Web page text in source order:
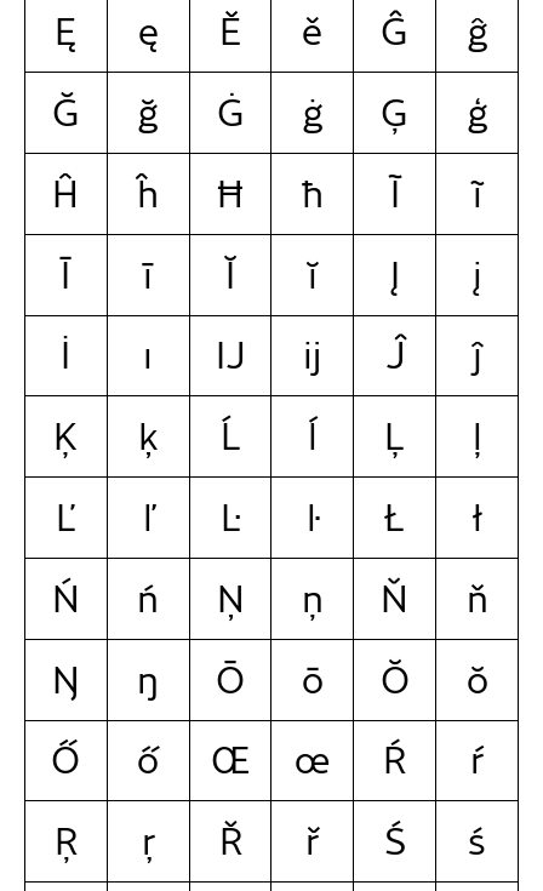
Ę ę Ě ě Ĝ
ĝ
Ğ
ğ Ġ ġ Ģ
ģ
Ĥ
ĥ Ħ ħ Ĩ
ĩ
Ī
ī Ĭ ĭ Į
į
İ
ı Ĳ ĳ Ĵ
ĵ
Ķ
ķ Ĺ ĺ Ļ
ļ
Ľ
ľ Ŀ ŀ Ł
ł
Ń
ń Ņ ņ Ň
ň
Ŋ
ŋ Ō ō Ŏ
ŏ
Ő
ő Œ œ Ŕ
ŕ
Ŗ
ŗ Ř ř Ś
ś